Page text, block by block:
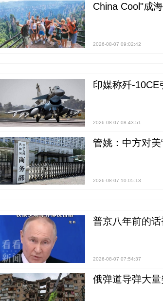
China Cool"成
2026-08-07 09:02:42
印媒称歼-10CE
2026-08-07 08:43:51
管姚：中方对
2026-08-07 10:05:13
普京八年前的话
2026-08-07 07:54:37
俄弹道导弹大量